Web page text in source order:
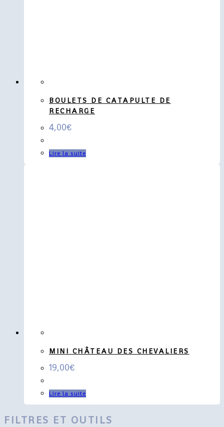
BOULETS DE CATAPULTE DE
RECHARGE
4,00€
Lire la suite
MINI CHÂTEAU DES CHEVALIERS
19,00€
Lire la suite
FILTRES ET OUTILS